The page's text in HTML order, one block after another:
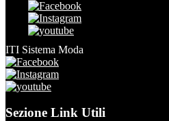
ITI Sistema Moda
Sezione Link Utili